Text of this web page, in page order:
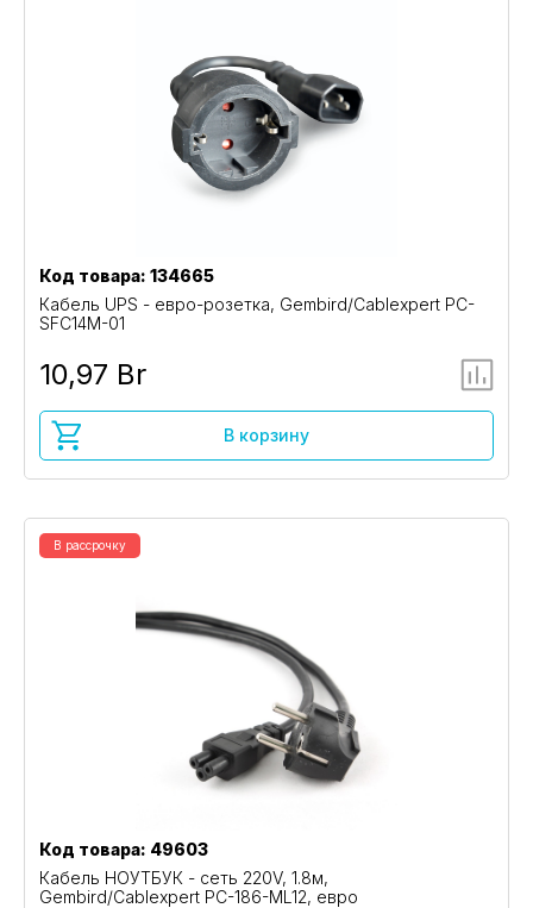
Код товара: 134665
Кабель UPS - евро-розетка, Gembird/Cablexpert PC-
SFC14M-01
10,97 Br
В корзину
В рассрочку
Код товара: 49603
Кабель НОУТБУК - сеть 220V, 1.8м,
Gembird/Cablexpert PC-186-ML12, евро